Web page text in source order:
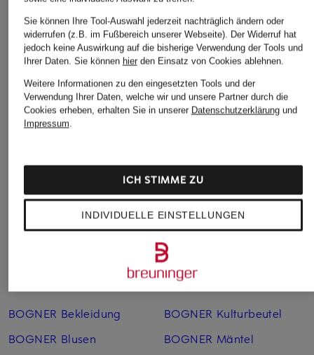
CAMBIO
Culotte CAMERON
+Aktionsrabatt
NEO NOIR
Marlenehose
EMMETT
49,99 €
+Aktionsrabatt
BRAX
7/8-Hose MEGAN S
84,99 €
BOGNER Bekleidung
BOGNER Blusen
BOGNER Kulturbeutel
BOGNER Mäntel
Sie können Ihre Tool-Auswahl jederzeit nachträglich ändern oder
widerrufen (z.B. im Fußbereich unserer Webseite). Der Widerruf hat
jedoch keine Auswirkung auf die bisherige Verwendung der Tools und
Ihrer Daten. Sie können hierden Einsatz von Cookies ablehnen.
Weitere Informationen zu den eingesetzten Tools und der
Verwendung Ihrer Daten, welche wir und unsere Partner durch die
Cookies erheben, erhalten Sie in unserer Datenschutzerklärungund
Impressum.
INDIVIDUELLE EINSTELLUNGEN
ICH STIMME ZU